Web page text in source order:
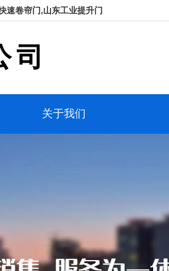
速卷帘门,山东工业提升门
司
关于我们